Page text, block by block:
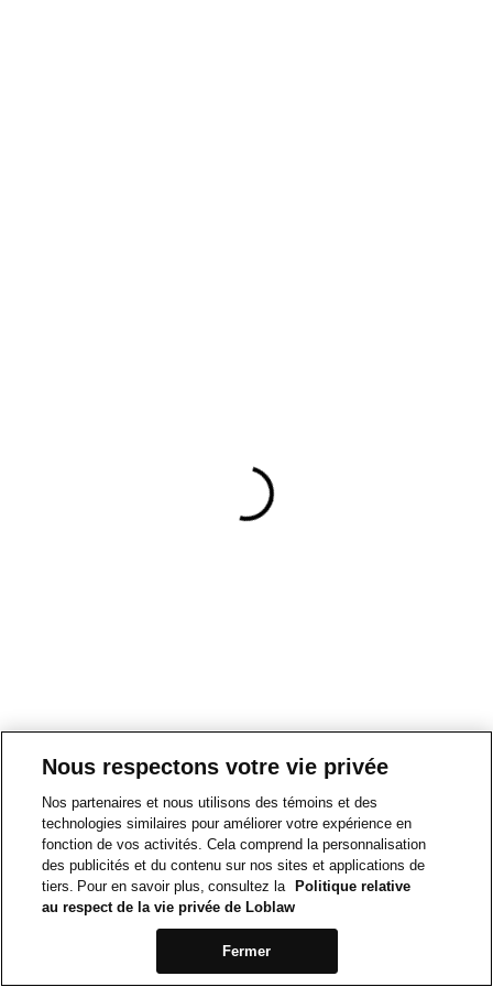
Nous respectons votre vie privée
Nos partenaires et nous utilisons des témoins et des
technologies similaires pour améliorer votre expérience en
fonction de vos activités. Cela comprend la personnalisation
des publicités et du contenu sur nos sites et applications de
tiers. Pour en savoir plus, consultez la
Politique relative
au respect de la vie privée de Loblaw
Fermer